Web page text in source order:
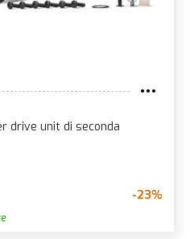
drive unit di seconda
-23%